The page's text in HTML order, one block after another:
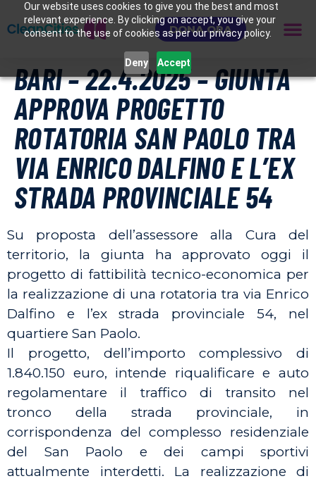
Our website uses cookies to give you the best and most
relevant experience. By clicking on accept, you give your
consent to the use of cookies as per our privacy policy.
Deny Accept
DONA ORA
BARI – 22.4.2025 – GIUNTA
APPROVA PROGETTO
ROTATORIA SAN PAOLO TRA
VIA ENRICO DALFINO E L’EX
STRADA PROVINCIALE 54
Su proposta dell’assessore alla Cura del
territorio, la giunta ha approvato oggi il
progetto di fattibilità tecnico-economica per
la realizzazione di una rotatoria tra via Enrico
Dalfino e l’ex strada provinciale 54, nel
quartiere San Paolo.
Il progetto, dell’importo complessivo di
1.840.150 euro, intende riqualificare e auto
regolamentare il traffico di transito nel
tronco della strada provinciale, in
corrispondenza del complesso residenziale
del San Paolo e dei campi sportivi
attualmente interdetti. La realizzazione di